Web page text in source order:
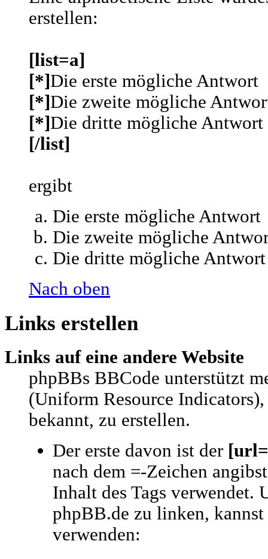
erstellen:
[list=a]
[*]Die erste mögliche Antwort
[*]Die zweite mögliche
[*]Die dritte mögliche Antwort
[/list]
ergibt
Die erste mögliche Antwort
Die zweite mögliche
Die dritte mögliche Antwort
Nach oben
Links erstellen
Links auf eine andere Website
phpBBs BBCode unterstützt
(Uniform Resource
bekannt, zu erstellen.
Der erste davon ist der
nach dem =-Zeichen
Inhalt des Tags verwendet.
phpBB.de zu linken,
verwenden: